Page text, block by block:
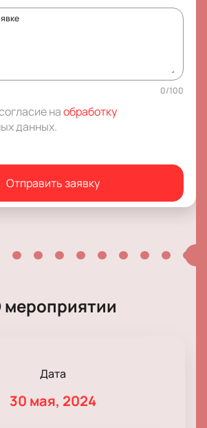
0/100
наобработку
данных.
Отправить заявку
Дата
30 мая, 2024